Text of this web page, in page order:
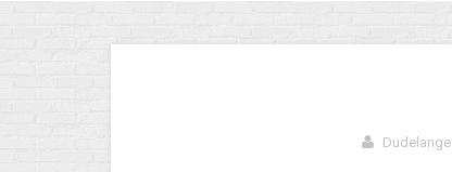
Dudelange